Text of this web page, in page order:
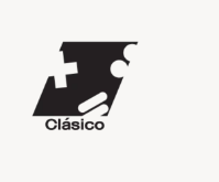
contenido